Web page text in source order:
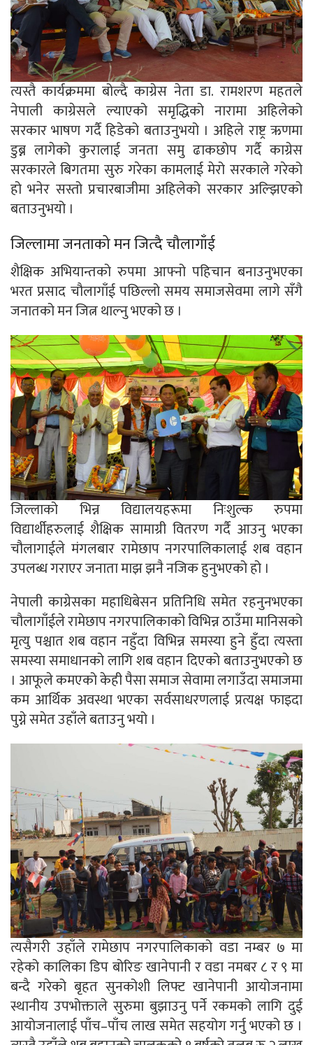
त्यस्तै कार्यक्रममा बोल्दै काग्रेस नेता डा. रामशरण महतले
नेपाली काग्रेसले ल्याएको समृद्धिको नारामा अहिलेको
सरकार भाषण गर्दै हिडेको बताउनुभयो । अहिले राष्ट्र ऋणमा
डुब्न लागेको कुरालाई जनता समु ढाकछोप गर्दै काग्रेस
सरकारले बिगतमा सुरु गरेका कामलाई मेरो सरकाले गरेको
हो भनेर सस्तो प्रचारबाजीमा अहिलेको सरकार अल्झिएको
बताउनुभयो ।
जिल्लामा जनताको मन जित्दै चौलागाँई
शैक्षिक अभियान्तको रुपमा आफ्नो पहिचान बनाउनुभएका
भरत प्रसाद चौलागाँई पछिल्लो समय समाजसेवमा लागे सँगै
जनातको मन जित्न थाल्नु भएको छ ।
जिल्लाको भिन्न विद्यालयहरूमा निःशुल्क रुपमा
विद्यार्थीहरुलाई शैक्षिक सामाग्री वितरण गर्दै आउनु भएका
चौलागाईले मंगलबार रामेछाप नगरपालिकालाई शब वहान
उपलब्ध गराएर जनाता माझ झनै नजिक हुनुभएको हो ।
नेपाली काग्रेसका महाधिबेसन प्रतिनिधि समेत रहनुनभएका
चौलागाँईले रामेछाप नगरपालिकाको विभिन्न ठाउँमा मानिसको
मृत्यु पश्चात शब वहान नहुँदा विभिन्न समस्या हुने हुँदा त्यस्ता
समस्या समाधानको लागि शब वहान दिएको बताउनुभएको छ
। आफूले कमएको केही पैसा समाज सेवामा लगाउँदा समाजमा
कम आर्थिक अवस्था भएका सर्वसाधरणलाई प्रत्यक्ष फाइदा
पुग्ने समेत उहाँले बताउनु भयो ।
त्यसैगरी उहाँले रामेछाप नगरपालिकाको वडा नम्बर ७ मा
रहेको कालिका डिप बोरिङ खानेपानी र वडा नमबर ८ र ९ मा
बन्दै गरेको बृहत सुनकोशी लिफ्ट खानेपानी आयोजनामा
स्थानीय उपभोक्ताले सुरुमा बुझाउनु पर्ने रकमको लागि दुई
आयोजनालाई पाँच–पाँच लाख समेत सहयोग गर्नु भएको छ ।